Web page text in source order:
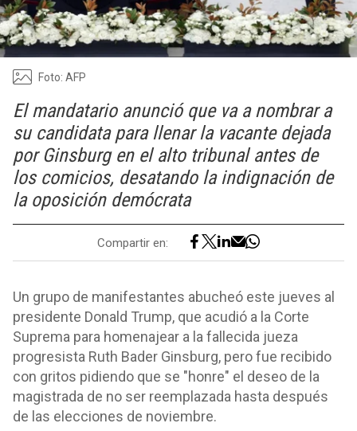
Foto: AFP
El mandatario anunció que va a nombrar a
su candidata para llenar la vacante dejada
por Ginsburg en el alto tribunal antes de
los comicios, desatando la indignación de
la oposición demócrata
Compartir en:
Un grupo de manifestantes abucheó este jueves al
presidente Donald Trump, que acudió a la Corte
Suprema para homenajear a la fallecida jueza
progresista Ruth Bader Ginsburg, pero fue recibido
con gritos pidiendo que se "honre" el deseo de la
magistrada de no ser reemplazada hasta después
de las elecciones de noviembre.